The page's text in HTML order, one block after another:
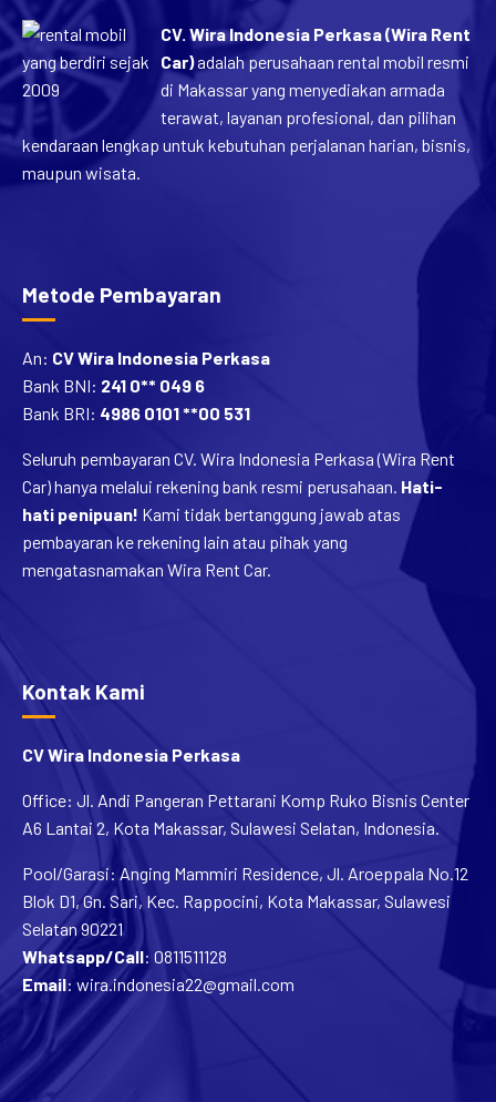
CV. Wira Indonesia Perkasa (Wira Rent
Car)adalah perusahaan rental mobil resmi
di Makassar yang menyediakan armada
terawat, layanan profesional, dan pilihan
kendaraan lengkap untuk kebutuhan perjalanan harian, bisnis,
maupun wisata.
Metode Pembayaran
An: CV Wira Indonesia Perkasa
Bank BNI: 241 0** 049 6
Bank BRI: 4986 0101 **00 531
Seluruh pembayaran CV. Wira Indonesia Perkasa (Wira Rent
Car) hanya melalui rekening bank resmi perusahaan. Hati-
hati penipuan! Kami tidak bertanggung jawab atas
pembayaran ke rekening lain atau pihak yang
mengatasnamakan Wira Rent Car.
Kontak Kami
CV Wira Indonesia Perkasa
Office: Jl. Andi Pangeran Pettarani Komp Ruko Bisnis Center
A6 Lantai 2, Kota Makassar, Sulawesi Selatan, Indonesia.
Pool/Garasi: Anging Mammiri Residence, Jl. Aroeppala No.12
Blok D1, Gn. Sari, Kec. Rappocini, Kota Makassar, Sulawesi
Selatan 90221
Whatsapp/Call: 0811511128
Email: wira.indonesia22@gmail.com